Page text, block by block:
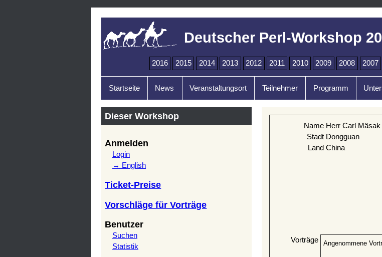
Deutscher Perl-Workshop
2016 2015 2014 2013 2012 2011 2010 2009 2008 2007
Startseite News Veranstaltungsort Teilnehmer Programm
Dieser Workshop
Anmelden
Login
→ English
Ticket-Preise
Vorschläge für Vorträge
Benutzer
Suchen
Statistik
Name Herr Carl
Stadt Dongguan
Land China
Vorträge Angenommene